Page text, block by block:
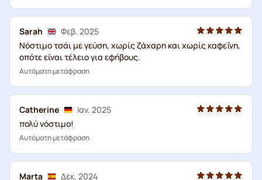
Sarah
Φεβ. 2025
Νόστιμο τσάι με γεύση, χωρίς ζάχαρη και χωρίς καφεΐνη,
οπότε είναι τέλειο για εφήβους.
Αυτόματη μετάφραση
Catherine
Ιαν. 2025
πολύ νόστιμο!
Αυτόματη μετάφραση
Marta
Δεκ. 2024